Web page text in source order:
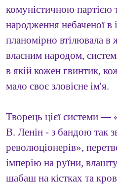
комуністичною партією
народження небаченої в
планомірно втілювала в
власним народом,
в якій кожен гвинтик,
мало своє зловісне ім'я.
Творець цієї системи —
В. Ленін - з бандою так
революціонерів»,
імперію на руїни,
шабаш на кістках та